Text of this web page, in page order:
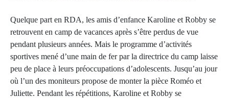
Quelque part en RDA, les amis d’enfance Karoline et Robby se
retrouvent en camp de vacances après s’être perdus de vue
pendant plusieurs années. Mais le programme d’activités
sportives mené d’une main de fer par la directrice du camp laisse
peu de place à leurs préoccupations d’adolescents. Jusqu’au jour
où l’un des moniteurs propose de monter la pièce Roméo et
Juliette. Pendant les répétitions, Karoline et Robby se